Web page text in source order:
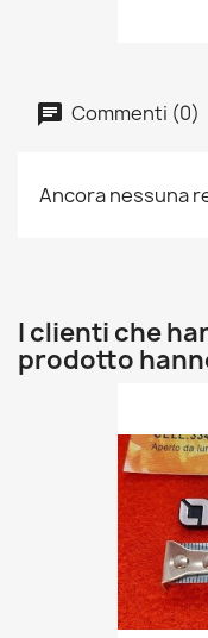
Commenti (0)
Ancora nessuna
I clienti che
prodotto